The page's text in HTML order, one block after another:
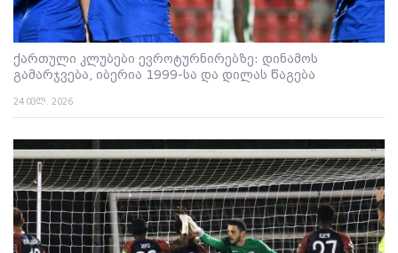
ქართული კლუბები ევროტურნირებზე: დინამოს
გამარჯვება, იბერია 1999-სა და დილას წაგება
24 ივლ. 2026